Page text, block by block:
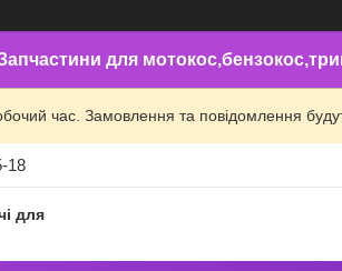
для
час. Замовлення та повідомлення
18
для